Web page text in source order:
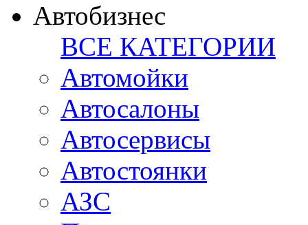
Автобизнес
ВСЕ КАТЕГОРИИ
Автомойки
Автосалоны
Автосервисы
Автостоянки
АЗС